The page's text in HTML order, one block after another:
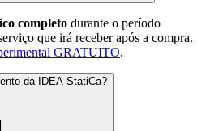
completo durante o período
que irá receber após a compra.
GRATUITO.
da IDEA StatiCa?